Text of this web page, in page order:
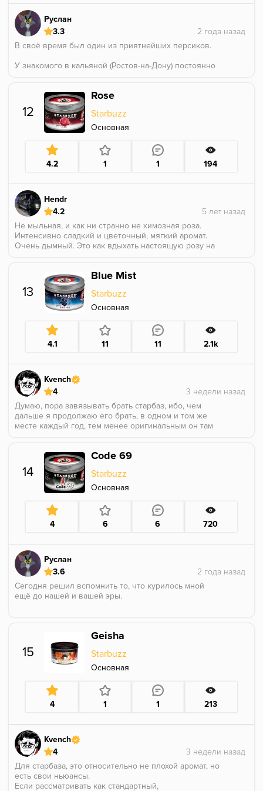
Руслан
3.3
В своё время был один из приятнейших персиков.
У знакомого в кальяной (Ростов-на-Дону) постоянно
12
Rose
Starbuzz
Основная
4.2 1 1 194
Hendr
4.2
Не мыльная, и как ни странно не химозная роза.
Интенсивно сладкий и цветочный, мягкий аромат.
Очень дымный. Это как вдыхать настоящую розу на
фаворитов среди вкусов розы, но пока ничего не
сравнится с этим вариантом. Этот вкус также
отлично заходит в миксы с цитрусовыми ароматами
и мятой, и если вы смешаете его с жасмином - то
13
Blue Mist
Starbuzz
Основная
4.1 11 11 2.1k
Kvench
4
Думаю, пора завязывать брать старбаз, ибо, чем
дальше я продолжаю его брать, в одном и том же
месте каждый год, тем менее оригинальным он там
проскакивать точки соприкосновения с палью.
Не таким я ожидал увидеть блю мист, ибо я его
пробовал давным давно... На первых старбазовских
вейпах. которые работали на картиджах.
А теперь, вот, откопал.
На удивление. не крашеный.
Вкус химозной черники есть, но достаточно кислый
и блеклый.
В соло норм, в миксах ужасно.
Химоза... Химоза вечная.
14
Code 69
Starbuzz
Основная
4 6 6 720
Руслан
3.6
Сегодня решил вспомнить то, что курилось мной
ещё до нашей и вашей эры.
уходит в благовония, это отчетливо помню, и что
вместе с этим ароматика начинает играть вообще по
другому, но этот "конец" расстягивается на пару
тот же Юфо (НЛО?) и этот сразу ушел на задний
15
Geisha
Starbuzz
Основная
4 1 1 213
Kvench
4
Для старбаза, это относительно не плохой аромат, но
есть свои ньюансы.
Если рассматривать как стандартный,